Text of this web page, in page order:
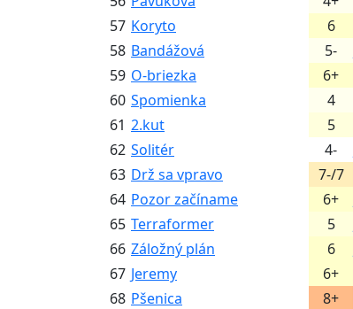
57 Koryto 6
58 Bandážová 5-
59 O-briezka 6+
60 Spomienka 4
61 2.kut 5
62 Solitér 4-
63 Drž sa vpravo 7-/7
64 Pozor začíname 6+
65 Terraformer 5
66 Záložný plán 6
67 Jeremy 6+
68 Pšenica 8+